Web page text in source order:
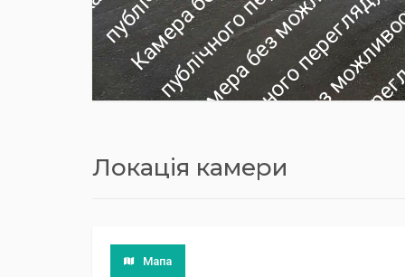
Локація камери
Мапа